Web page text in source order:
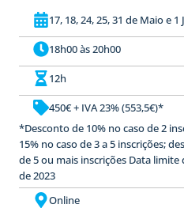
17, 18, 24, 25, 31 de Maio e 1
18h00 às 20h00
12h
450€ + IVA 23% (553,5€)*
*Desconto de 10% no caso de 2
15% no caso de 3 a 5 inscrições;
de 5 ou mais inscrições Data limite
de 2023
Online